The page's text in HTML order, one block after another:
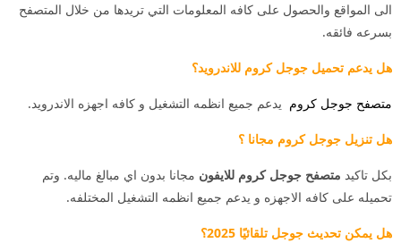
الى المواقع والحصول على كافه المعلومات التي تريدها من خلال المتصفح
بسرعه فائقه.
هل يدعم تحميل جوجل كروم للاندرويد؟
متصفح جوجل كروم يدعم جميع انظمه التشغيل و كافه اجهزه الاندرويد.
هل تنزيل جوجل كروم مجانا ؟
بكل تاكيد متصفح جوجل كروم للايفون مجانا بدون اي مبالغ ماليه. وتم
تحميله على كافه الاجهزه و يدعم جميع انظمه التشغيل المختلفه.
هل يمكن تحديث جوجل تلقائيًا 2025؟